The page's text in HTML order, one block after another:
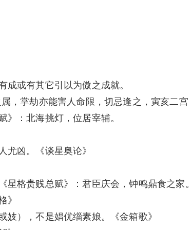
成或有其它引以为傲之成就。
，掌劫亦能害人命限，切忌逢之，寅亥二
》：北海挑灯，位居宰辅。
尤凶。《谈星奥论》
星格贵贱总赋》：君臣庆会，钟鸣鼎食之家。
》
妓），不是娼优缁素娘。《金箱歌》